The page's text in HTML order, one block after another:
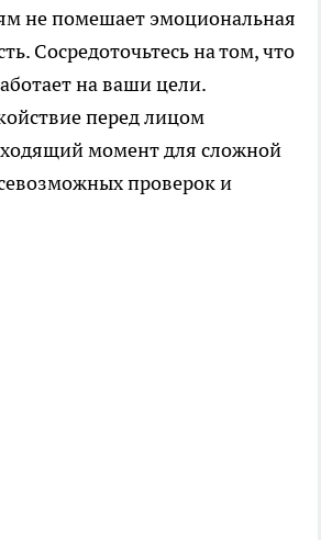
не помешает эмоциональная
Сосредоточьтесь на том, что
на ваши цели.
перед лицом
момент для сложной
проверок и